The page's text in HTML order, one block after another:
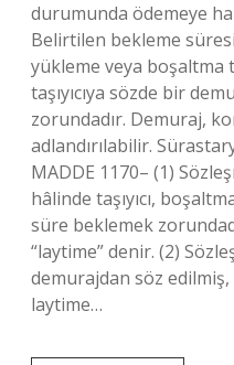
durumunda ödemeye
Belirtilen bekleme
yükleme veya boşaltma
taşıyıcıya sözde bir
zorundadır. Demuraj,
adlandırılabilir.
MADDE 1170– (1)
hâlinde taşıyıcı,
süre beklemek
“laytime” denir. (2)
demurajdan söz
laytime…